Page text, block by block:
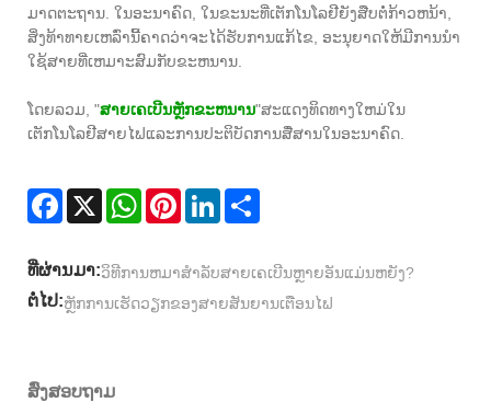
ມາດຕະຖານ. ໃນອະນາຄົດ, ໃນຂະນະທີ່ເຕັກໂນໂລຢີຍັງສືບຕໍ່ກ້າວຫນ້າ,
ສິ່ງທ້າທາຍເຫລົ່ານີ້ຄາດວ່າຈະໄດ້ຮັບການແກ້ໄຂ, ອະນຸຍາດໃຫ້ມີການນໍາ
ໃຊ້ສາຍທີ່ເຫມາະສົມກັບຂະຫນານ.
ໂດຍລວມ, "ສາຍເຄເບີນຫຼັກຂະຫນານ"ສະແດງທິດທາງໃຫມ່ໃນ
ເຕັກໂນໂລຢີສາຍໄຟແລະການປະຕິບັດການສື່ສານໃນອະນາຄົດ.
Facebook
X WhatsAppPinterestLinkedIn
ທີ່ຜ່ານມາ:ວິທີການຫມາສໍາລັບສາຍເຄເບີນຫຼາຍອັນແມ່ນຫຍັງ?
ຕໍ່ໄປ:ຫຼັກການເຮັດວຽກຂອງສາຍສັນຍານເຕືອນໄຟ
ສົ່ງສອບຖາມ